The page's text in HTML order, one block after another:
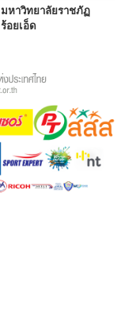
มหาวิทยาลัยราชภัฏ
ร้อยเอ็ด